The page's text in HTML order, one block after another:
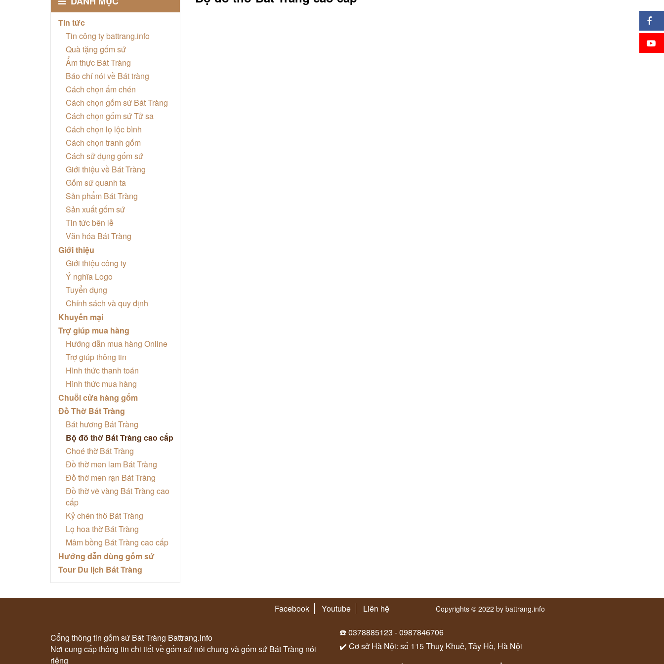
Tin tức
Tin công ty battrang.info
Quà tặng gốm sứ
Ẩm thực Bát Tràng
Báo chí nói về Bát tràng
Cách chọn ấm chén
Cách chọn gốm sứ Bát Tràng
Cách chọn gốm sứ Tử sa
Cách chọn lọ lộc bình
Cách chọn tranh gốm
Cách sử dụng gốm sứ
Giới thiệu về Bát Tràng
Gốm sứ quanh ta
Sản phẩm Bát Tràng
Sản xuất gốm sứ
Tin tức bên lề
Văn hóa Bát Tràng
Giới thiệu
Giới thiệu công ty
Ý nghĩa Logo
Tuyển dụng
Chính sách và quy định
Khuyến mại
Trợ giúp mua hàng
Hướng dẫn mua hàng Online
Trợ giúp thông tin
Hình thức thanh toán
Hình thức mua hàng
Chuỗi cửa hàng gốm
Đồ Thờ Bát Tràng
Bát hương Bát Tràng
Bộ đồ thờ Bát Tràng cao cấp
Choé thờ Bát Tràng
Đồ thờ men lam Bát Tràng
Đồ thờ men rạn Bát Tràng
Đồ thờ vẽ vàng Bát Tràng cao
cấp
Kỷ chén thờ Bát Tràng
Lọ hoa thờ Bát Tràng
Mâm bồng Bát Tràng cao cấp
Hướng dẫn dùng gốm sứ
Tour Du lịch Bát Tràng
Facebook Youtube Liên hệ Copyrights © 2022 by battrang.info
Cổng thông tin gốm sứ Bát Tràng Battrang.info
Nơi cung cấp thông tin chi tiết về gốm sứ nói chung và gốm sứ Bát Tràng nói
riêng
☎️ 0378885123 - 0987846706
✔️ Cơ sở Hà Nội: số 115 Thuỵ Khuê, Tây Hồ, Hà Nội